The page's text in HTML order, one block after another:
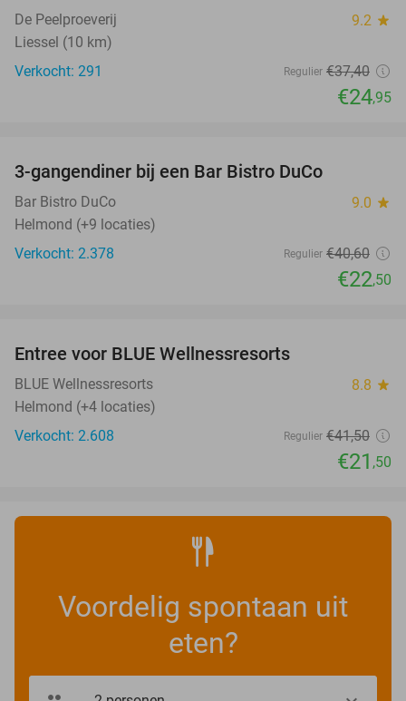
De Peelproeverij 9.2 star
Liessel (10 km)
Verkocht: 291
Regulier €37,40
€24,95
3-gangendiner bij een Bar Bistro DuCo
Bar Bistro DuCo 9.0 star
Helmond (+9 locaties)
Verkocht: 2.378
Regulier €40,60
€22,50
Entree voor BLUE Wellnessresorts
BLUE Wellnessresorts 8.8 star
Helmond (+4 locaties)
Verkocht: 2.608
Regulier €41,50
€21 ,50
Voordelig spontaan uit
eten?